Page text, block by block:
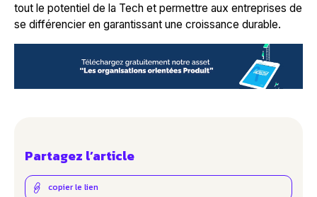
tout le potentiel de la Tech et permettre aux entreprises de
se différencier en garantissant une croissance durable.
Partagez l’article
copier le lien